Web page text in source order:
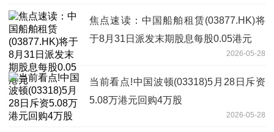
焦点速读：中国船舶租赁(03877.HK)将
于8月31日派发末期股息每股0.05港元
2026-05-28
当前看点!中国波顿(03318)5月28日斥资
5.08万港元回购4万股
2026-05-28